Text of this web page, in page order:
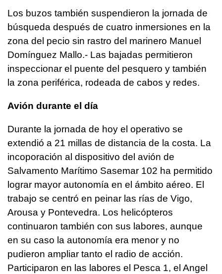
Los buzos también suspendieron la jornada de
búsqueda después de cuatro inmersiones en la
zona del pecio sin rastro del marinero Manuel
Domínguez Mallo.- Las bajadas permitieron
inspeccionar el puente del pesquero y también
la zona periférica, rodeada de cabos y redes.
Avión durante el día
Durante la jornada de hoy el operativo se
extendió a 21 millas de distancia de la costa. La
incoporación al dispositivo del avión de
Salvamento Marítimo Sasemar 102 ha permitido
lograr mayor autonomía en el ámbito aéreo. El
trabajo se centró en peinar las rías de Vigo,
Arousa y Pontevedra. Los helicópteros
continuaron también con sus labores, aunque
en su caso la autonomía era menor y no
pudieron ampliar tanto el radio de acción.
Participaron en las labores el Pesca 1, el Angel